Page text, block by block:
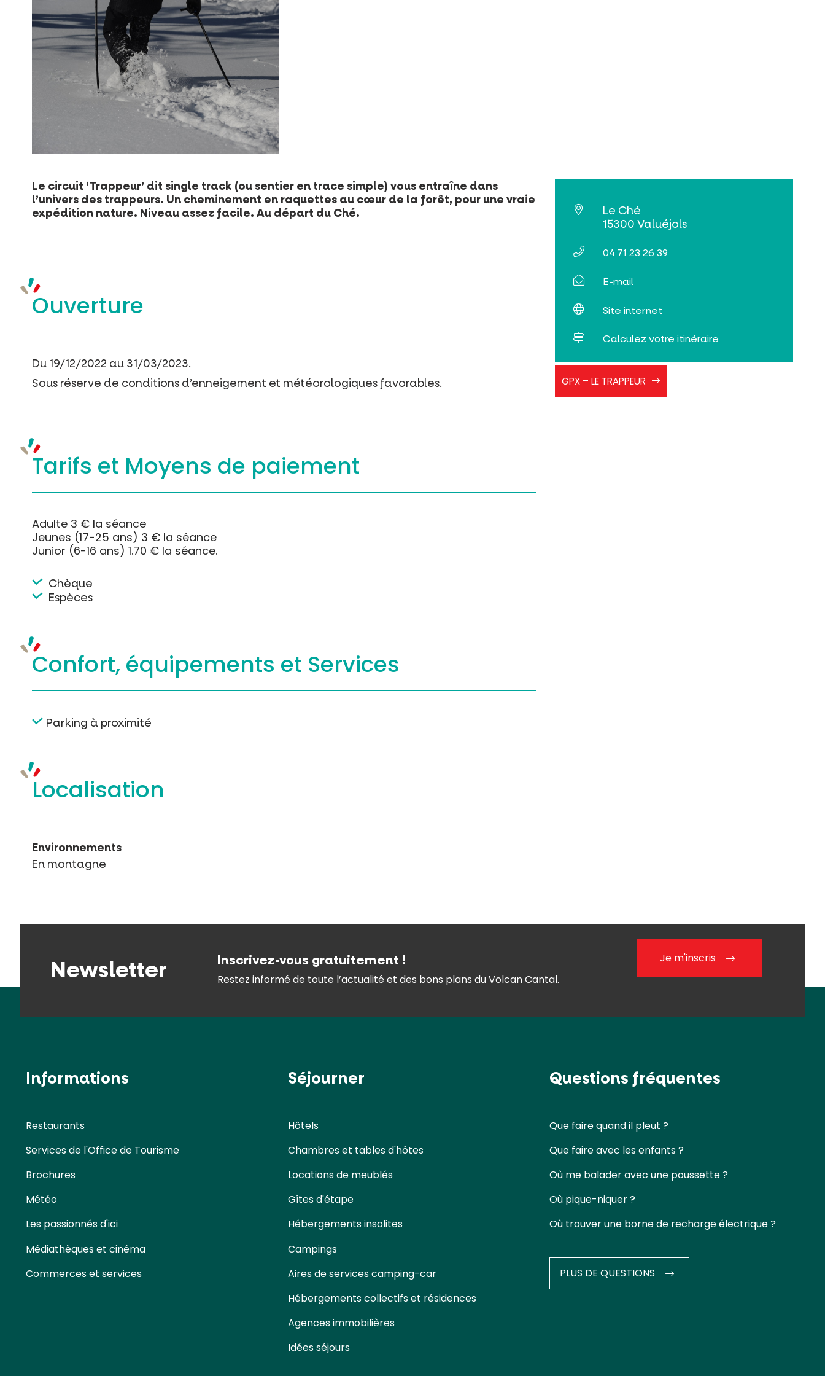
Le circuit ‘Trappeur’ dit single track (ou sentier en trace simple) vous entraîne dans
l’univers des trappeurs. Un cheminement en raquettes au cœur de la forêt, pour une vraie
expédition nature. Niveau assez facile. Au départ du Ché.
Ouverture
Du 19/12/2022 au 31/03/2023.
Sous réserve de conditions d’enneigement et météorologiques favorables.
Tarifs et Moyens de paiement
Adulte 3 € la séance
Jeunes (17-25 ans) 3 € la séance
Junior (6-16 ans) 1.70 € la séance.
Chèque
Espèces
Confort, équipements et Services
Parking à proximité
Localisation
Environnements
En montagne
Le Ché
15300 Valuéjols
04 71 23 26 39
E-mail
Site internet
Calculez votre itinéraire
GPX – LE TRAPPEUR
trappeur2019
Newsletter Inscrivez-vous gratuitement !
Restez informé de toute l’actualité et des bons plans du Volcan Cantal.
Je m'inscris
Informations
Restaurants
Services de l'Office de Tourisme
Brochures
Météo
Les passionnés d'ici
Médiathèques et cinéma
Commerces et services
Séjourner
Hôtels
Chambres et tables d'hôtes
Locations de meublés
Gîtes d'étape
Hébergements insolites
Campings
Aires de services camping-car
Hébergements collectifs et résidences
Agences immobilières
Idées séjours
Questions fréquentes
Que faire quand il pleut ?
Que faire avec les enfants ?
Où me balader avec une poussette ?
Où pique-niquer ?
Où trouver une borne de recharge électrique ?
PLUS DE QUESTIONS